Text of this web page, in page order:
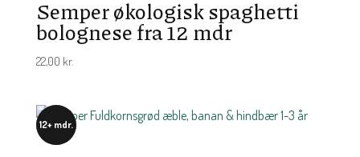
Semper økologisk spaghetti
bolognese fra 12 mdr
22,00 kr.
12+ mdr.